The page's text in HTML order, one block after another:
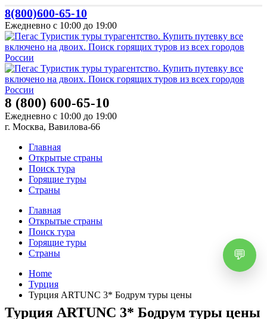
8(800)600-65-10
Ежедневно с 10:00 до 19:00
8 (800) 600-65-10
Ежедневно с 10:00 до 19:00
г. Москва, Вавилова-66
Главная
Открытые страны
Поиск тура
Горящие туры
Страны
Главная
Открытые страны
Поиск тура
Горящие туры
Страны
Home
Турция
Турция ARTUNC 3* Бодрум туры цены
Турция ARTUNC 3* Бодрум туры цены